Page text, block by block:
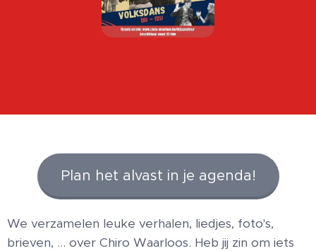
Plan het alvast in je agenda!
We verzamelen leuke verhalen, liedjes, foto's,
brieven, ... over Chiro Waarloos. Heb jij zin om iets